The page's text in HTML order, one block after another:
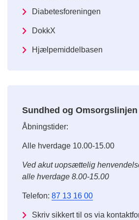
Diabetesforeningen
DokkX
Hjælpemiddelbasen
Sundhed og Omsorgslinjen
Åbningstider:
Alle hverdage 10.00-15.00
Ved akut uopsættelig
alle hverdage 8.00-15.00
Telefon: 87 13 16 00
Skriv sikkert til os via